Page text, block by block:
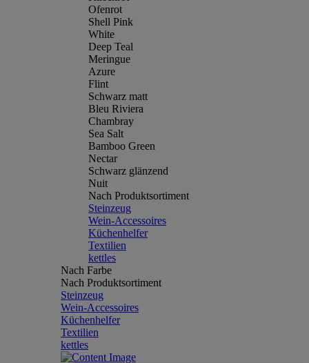
Ofenrot
Shell Pink
White
Deep Teal
Meringue
Azure
Flint
Schwarz matt
Bleu Riviera
Chambray
Sea Salt
Bamboo Green
Nectar
Schwarz glänzend
Nuit
Nach Produktsortiment
Steinzeug
Wein-Accessoires
Küchenhelfer
Textilien
kettles
Nach Farbe
Nach Produktsortiment
Steinzeug
Wein-Accessoires
Küchenhelfer
Textilien
kettles